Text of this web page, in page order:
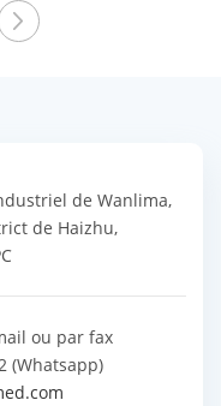
de Wanlima,
de Haizhu,
ou par fax
(Whatsapp)